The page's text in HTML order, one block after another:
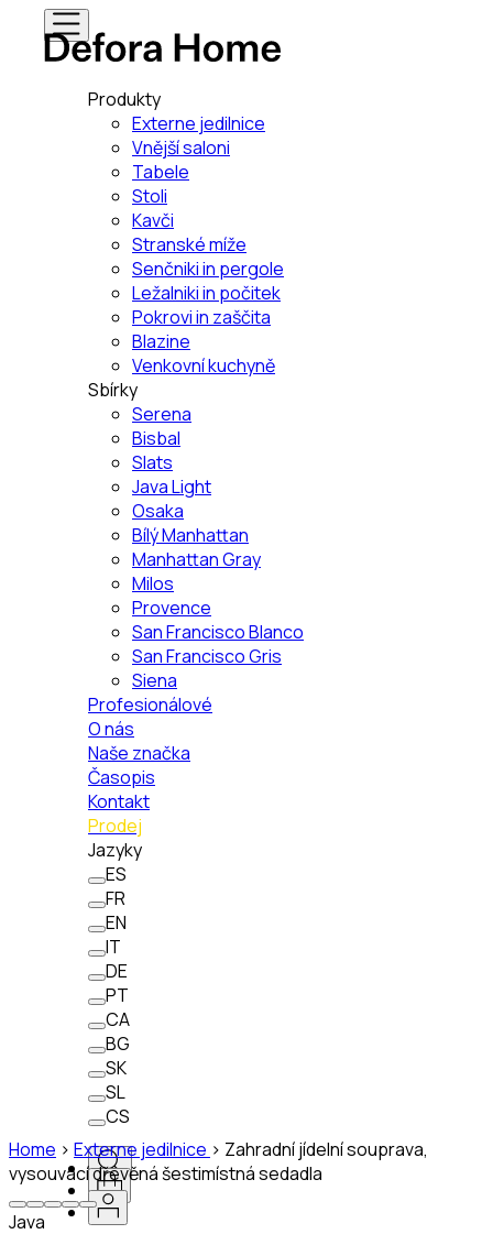
Produkty
Externe jedilnice
Vnější saloni
Tabele
Stoli
Kavči
Stranské míže
Senčniki in pergole
Ležalniki in počitek
Pokrovi in zaščita
Blazine
Venkovní kuchyně
Sbírky
Serena
Bisbal
Slats
Java Light
Osaka
Bílý Manhattan
Manhattan Gray
Milos
Provence
San Francisco Blanco
San Francisco Gris
Siena
Profesionálové
O nás
Naše značka
Časopis
Kontakt
Prodej
Jazyky
ES
FR
EN
IT
DE
PT
CA
BG
SK
SL
CS
Home > Externe jedilnice > Zahradní jídelní souprava,
vysouvací dřevěná šestimístná sedadla
Java